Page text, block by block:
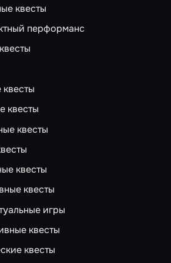
квесты
перформанс
квесты
квесты
квесты
квесты
игры
квесты
квесты